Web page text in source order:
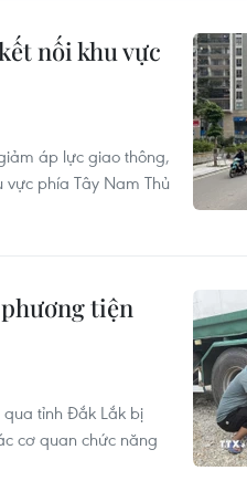
nối khu vực
áp lực giao thông,
phía Tây Nam Thủ
tiện
tỉnh Đắk Lắk bị
cơ quan chức năng